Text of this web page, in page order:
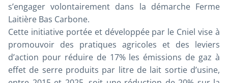
s’engager volontairement dans la démarche Ferme
Laitière Bas Carbone.
Cette initiative portée et développée par le Cniel vise à
promouvoir des pratiques agricoles et des leviers
d’action pour réduire de 17% les émissions de gaz à
effet de serre produits par litre de lait sortie d’usine,